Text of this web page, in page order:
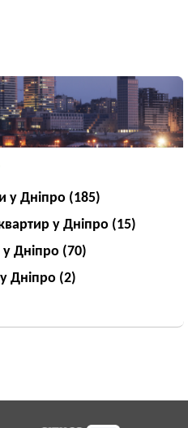
у Дніпрo (185)
у Дніпро (15)
Дніпро (70)
Дніпро (2)